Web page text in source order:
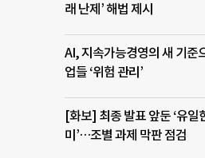
래 난제’ 해법 제시
AI, 지속가능경영의 새 기준
업들 ‘위험 관리’
[화보] 최종 발표 앞둔 ‘유일
미’…조별 과제 막판 점검